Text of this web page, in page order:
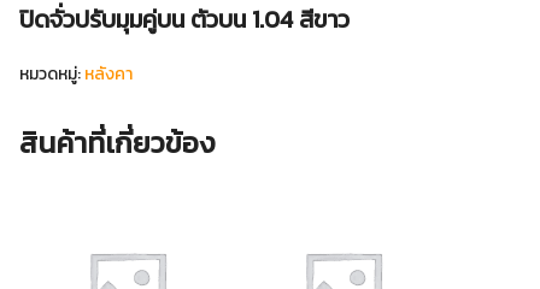
ปิดจั่วปรับมุมคู่บน ตัวบน 1.04 สีขาว
หมวดหมู่:หลังคา
สินค้าที่เกี่ยวข้อง